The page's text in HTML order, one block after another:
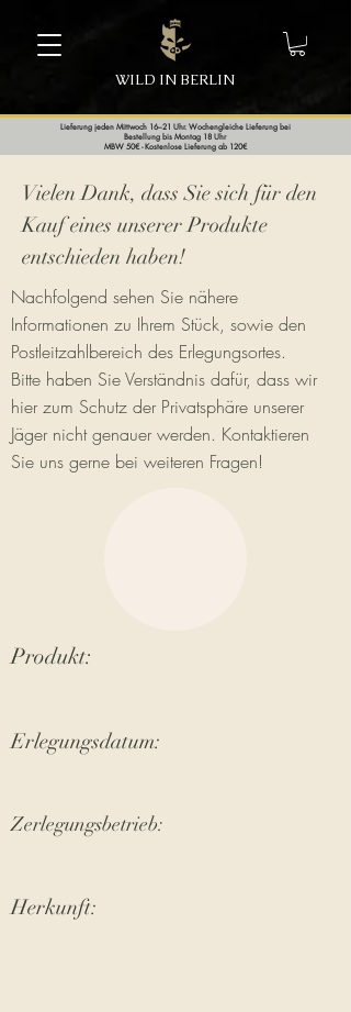
WILD IN BERLIN
Lieferung jeden Mittwoch 16–21 Uhr. Wochengleiche Lieferung bei
Bestellung bis Montag 18 Uhr
MBW 50€ - Kostenlose Lieferung ab 120€
Vielen Dank, dass Sie sich für den
Kauf eines unserer Produkte
entschieden haben!
Nachfolgend sehen Sie nähere
Informationen zu Ihrem Stück, sowie den
Postleitzahlbereich des Erlegungsortes.
Bitte haben Sie Verständnis dafür, dass wir
hier zum Schutz der Privatsphäre unserer
Jäger nicht genauer werden. Kontaktieren
Sie uns gerne bei weiteren Fragen!
Produkt:
Erlegungsdatum:
Zerlegungsbetrieb:
Herkunft: